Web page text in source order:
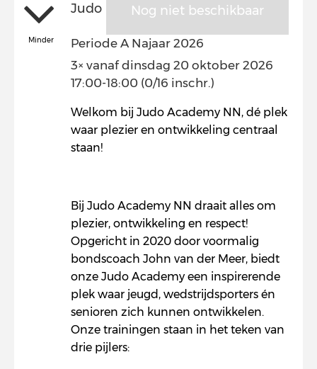
Nog niet beschikbaar
Minder
Judo
Periode A Najaar 2026
3× vanaf dinsdag 20 oktober 2026
17:00-18:00 (0/16 inschr.)
Welkom bij Judo Academy NN, dé plek
waar plezier en ontwikkeling centraal
staan!
Bij Judo Academy NN draait alles om
plezier, ontwikkeling en respect!
Opgericht in 2020 door voormalig
bondscoach John van der Meer, biedt
onze Judo Academy een inspirerende
plek waar jeugd, wedstrijdsporters én
senioren zich kunnen ontwikkelen.
Onze trainingen staan in het teken van
drie pijlers: